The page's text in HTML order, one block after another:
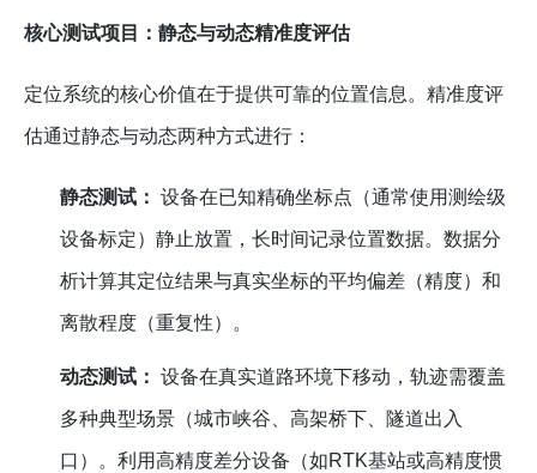
核心测试项目：静态与动态精准度评估
定位系统的核心价值在于提供可靠的位置信息。精准度评
估通过静态与动态两种方式进行：
静态测试： 设备在已知精确坐标点（通常使用测绘级
设备标定）静止放置，长时间记录位置数据。数据分
析计算其定位结果与真实坐标的平均偏差（精度）和
离散程度（重复性）。
动态测试： 设备在真实道路环境下移动，轨迹需覆盖
多种典型场景（城市峡谷、高架桥下、隧道出入
口）。利用高精度差分设备（如RTK基站或高精度惯